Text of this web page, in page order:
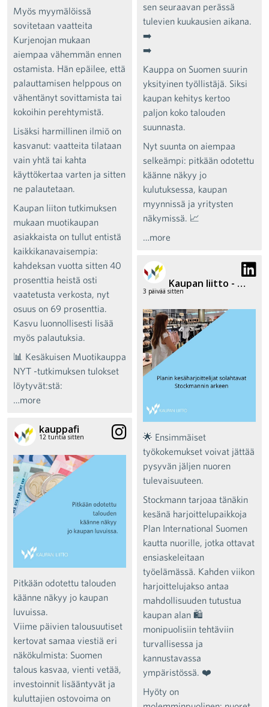
Myös myymälöissä
sovitetaan vaatteita
Kurjenojan mukaan
aiempaa vähemmän ennen
ostamista. Hän epäilee, että
palauttamisen helppous on
vähentänyt sovittamista tai
kokoihin perehtymistä.
Lisäksi harmillinen ilmiö on
kasvanut: vaatteita tilataan
vain yhtä tai kahta
käyttökertaa varten ja sitten
ne palautetaan.
Kaupan liiton tutkimuksen
mukaan muotikaupan
asiakkaista on tullut entistä
kaikkikanavaisempia:
kahdeksan vuotta sitten 40
prosenttia heistä osti
vaatetusta verkosta, nyt
osuus on 69 prosenttia.
Kasvu luonnollisesti lisää
myös palautuksia.
📊 Kesäkuisen Muotikauppa
NYT -tutkimuksen tulokset
löytyvät:stä:
…more
kauppafi
12 tuntia sitten
Pitkään odotettu talouden
käänne näkyy jo kaupan
luvuissa.
Viime päivien talousuutiset
kertovat samaa viestiä eri
näkökulmista: Suomen
talous kasvaa, vienti vetää,
investoinnit lisääntyvät ja
kuluttajien ostovoima on
sen seuraavan perässä
tulevien kuukausien aikana.
➡️
➡️
Kauppa on Suomen suurin
yksityinen työllistäjä. Siksi
kaupan kehitys kertoo
paljon koko talouden
suunnasta.
Nyt suunta on aiempaa
selkeämpi: pitkään odotettu
käänne näkyy jo
kulutuksessa, kaupan
myynnissä ja yritysten
näkymissä. 📈
…more
Kaupan liitto - Finnish Commerce Federation
3 päivää sitten
🌟 Ensimmäiset
työkokemukset voivat jättää
pysyvän jäljen nuoren
tulevaisuuteen.
Stockmann tarjoaa tänäkin
kesänä harjoittelupaikkoja
Plan International Suomen
kautta nuorille, jotka ottavat
ensiaskeleitaan
työelämässä. Kahden viikon
harjoittelujakso antaa
mahdollisuuden tutustua
kaupan alan 🛍️
monipuolisiin tehtäviin
turvallisessa ja
kannustavassa
ympäristössä. ❤️
Hyöty on